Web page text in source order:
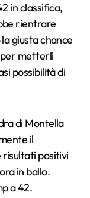
in classifica,
rientrare
giusta chance
metterli
possibilità di
di Montella
il
risultati positivi
in ballo.
a 42.